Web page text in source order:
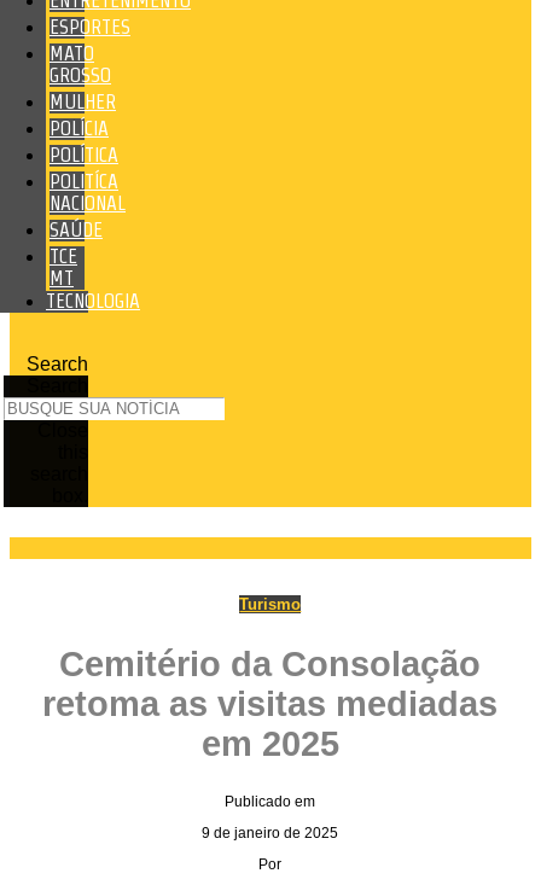
ESPORTES
MATO
GROSSO
MULHER
POLÍCIA
POLÍTICA
POLITÍCA
NACIONAL
SAÚDE
TCE
MT
TECNOLOGIA
Search
Turismo
Cemitério da Consolação
retoma as visitas mediadas
em 2025
Publicado em
9 de janeiro de 2025
Por